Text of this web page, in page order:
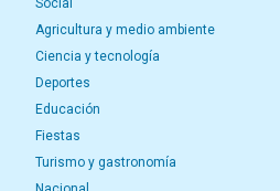
Social
Agricultura y medio ambiente
Ciencia y tecnología
Deportes
Educación
Fiestas
Turismo y gastronomía